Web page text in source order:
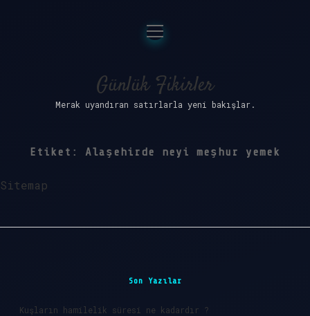
Anasayfa
Gizlilik Politikası
Yasal Uyarı
menüyü
aç
Günlük Fikirler
Merak uyandıran satırlarla yeni bakışlar.
Etiket: Alaşehirde neyi meşhur yemek
Sitemap
Son Yazılar
Kuşların hamilelik süresi ne kadardır ?